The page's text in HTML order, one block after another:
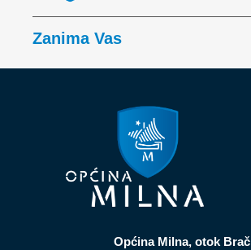
Zanima Vas
Općina Milna, otok Brač